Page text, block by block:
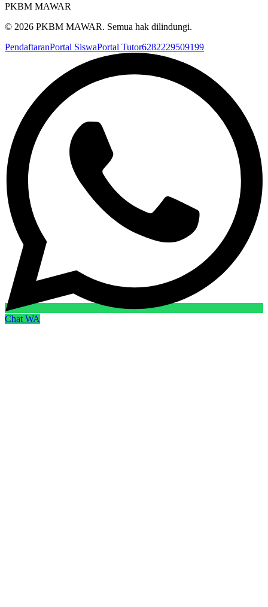
PKBM MAWAR
© 2026 PKBM MAWAR. Semua hak dilindungi.
PendaftaranPortal SiswaPortal Tutor6282229509199
Chat WA